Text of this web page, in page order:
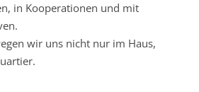
in Kooperationen und mit
wir uns nicht nur im Haus,